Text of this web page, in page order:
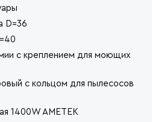
D=36
с креплением для моющих
с кольцом для пылесосов
1400W AMETEK